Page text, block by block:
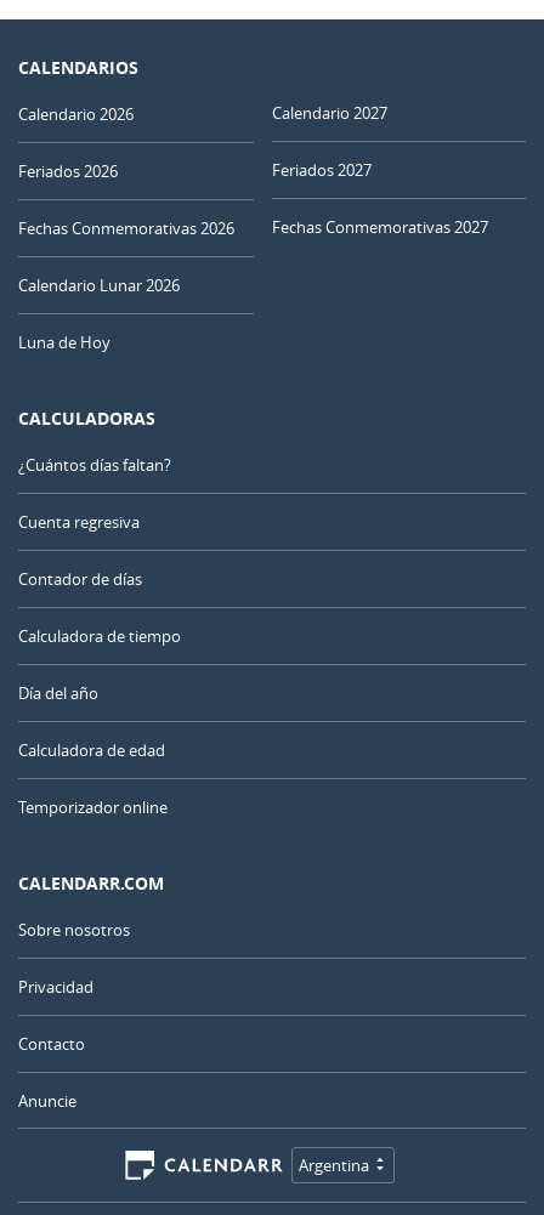
CALENDARIOS
Calendario 2026
Feriados 2026
Fechas Conmemorativas 2026
Calendario Lunar 2026
Luna de Hoy
Calendario 2027
Feriados 2027
Fechas Conmemorativas 2027
CALCULADORAS
¿Cuántos días faltan?
Cuenta regresiva
Contador de días
Calculadora de tiempo
Día del año
Calculadora de edad
Temporizador online
CALENDARR.COM
Sobre nosotros
Privacidad
Contacto
Anuncie
Argentina